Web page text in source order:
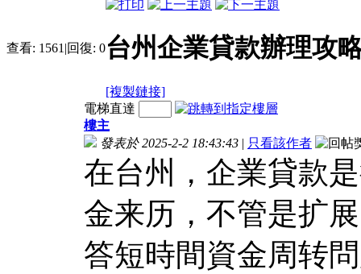
查看: 1561 |回復: 0台州企業貸款辦理攻
[複製鏈接]
電梯直達
樓主
發表於 2025-2-2 18:43:43 | 只看該作者
在台州，企業貸款
金来历，不管是扩
答短時間資金周转